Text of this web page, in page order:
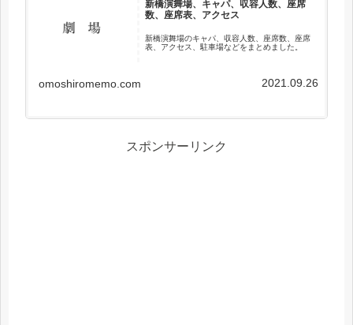
新橋演舞場、キャパ、収容人数、座席
数、座席表、アクセス
新橋演舞場のキャパ、収容人数、座席数、座席
表、アクセス、駐車場などをまとめました。
omoshiromemo.com 2021.09.26
スポンサーリンク